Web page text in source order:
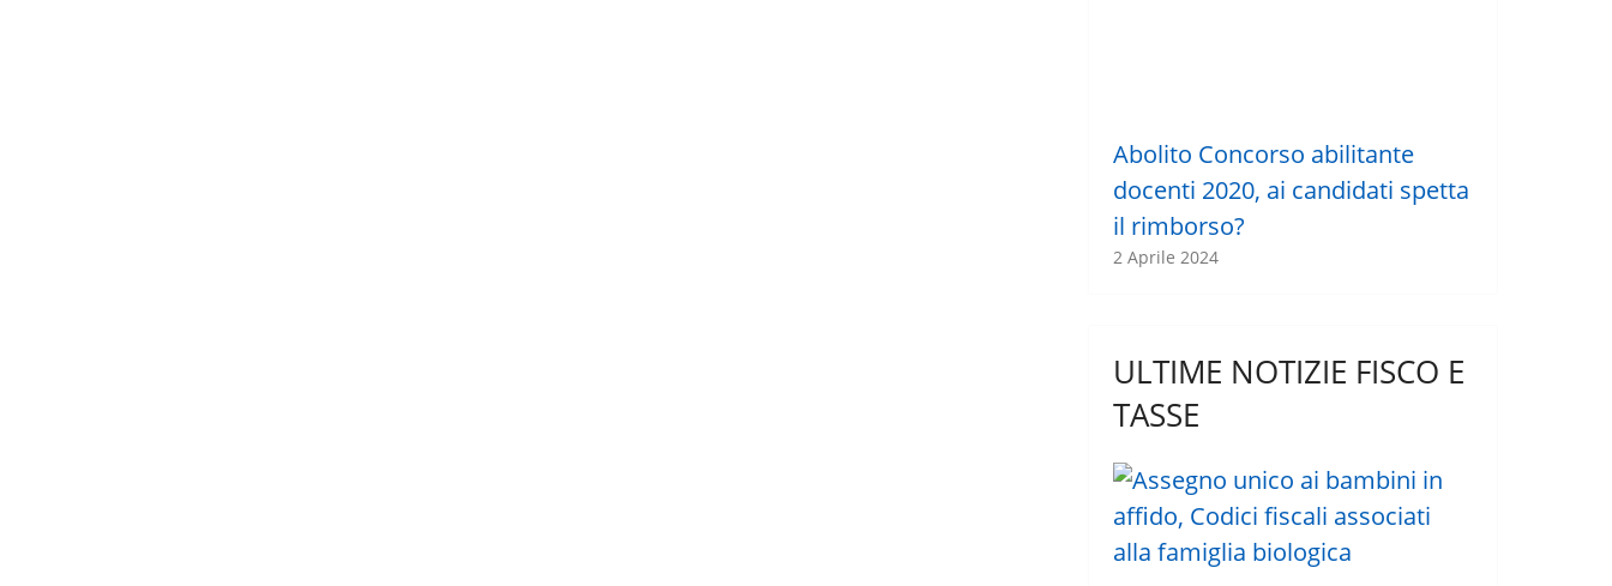
Abolito Concorso abilitante
docenti 2020, ai candidati spetta
il rimborso?
2 Aprile 2024
ULTIME NOTIZIE FISCO E
TASSE